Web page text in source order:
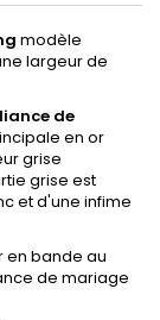
modèle
largeur de
de
en or
grise
grise est
et d'une infime
en bande au
de mariage